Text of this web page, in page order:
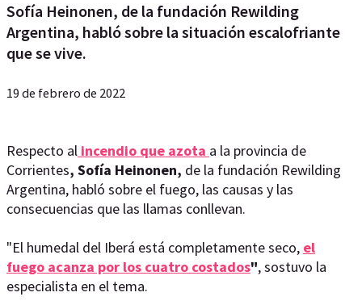
Sofía Heinonen, de la fundación Rewilding
Argentina, habló sobre la situación escalofriante
que se vive.
19 de febrero de 2022
Respecto al incendio que azota a la provincia de
Corrientes, Sofía Heinonen, de la fundación Rewilding
Argentina, habló sobre el fuego, las causas y las
consecuencias que las llamas conllevan.
"El humedal del Iberá está completamente seco, el
fuego acanza por los cuatro costados", sostuvo la
especialista en el tema.